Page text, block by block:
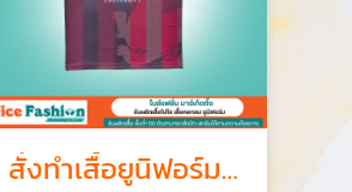
สั่งทำเสื้อยูนิฟอร์ม เสื้อทีม เสื้อพนักงาน เสื้อโปโล งานปัก ออกแบบเอง